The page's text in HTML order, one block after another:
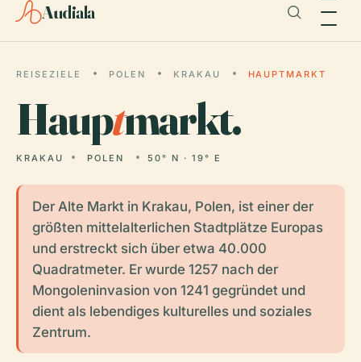
Audiala
REISEZIELE POLEN KRAKAU HAUPTMARKT
Hauptmarkt.
KRAKAU POLEN 50° N · 19° E
Der Alte Markt in Krakau, Polen, ist einer der
größten mittelalterlichen Stadtplätze Europas
und erstreckt sich über etwa 40.000
Quadratmeter. Er wurde 1257 nach der
Mongoleninvasion von 1241 gegründet und
dient als lebendiges kulturelles und soziales
Zentrum.